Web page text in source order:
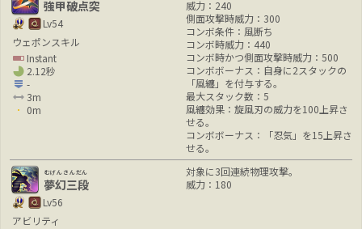
強甲破点突
Lv54
ウェポンスキル
Instant
2.12秒
-
3m
0m
威力：240
側面攻撃時威力：300
コンボ条件：風断ち
コンボ時威力：440
コンボ時かつ側面攻撃時威力：500
コンボボーナス：自身に2スタックの
「風纏」を付与する。
最大スタック数：5
風纏効果：旋風刃の威力を100上昇さ
せる。
コンボボーナス：「忍気」を15上昇さ
せる。
夢幻三段
むげんさんだん
Lv56
アビリティ
対象に3回連続物理攻撃。
威力：180